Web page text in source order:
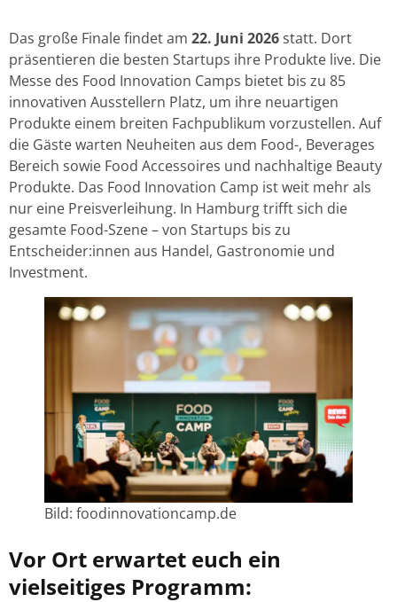
Das große Finale findet am 22. Juni 2026statt. Dort
präsentieren die besten Startups ihre Produkte live. Die
Messe des Food Innovation Camps bietet bis zu 85
innovativen Ausstellern Platz, um ihre neuartigen
Produkte einem breiten Fachpublikum vorzustellen. Auf
die Gäste warten Neuheiten aus dem Food-, Beverages
Bereich sowie Food Accessoires und nachhaltige Beauty
Produkte. Das Food Innovation Camp ist weit mehr als
nur eine Preisverleihung. In Hamburg trifft sich die
gesamte Food-Szene – von Startups bis zu
Entscheider:innen aus Handel, Gastronomie und
Investment.
Bild: foodinnovationcamp.de
Vor Ort erwartet euch ein
vielseitiges Programm: